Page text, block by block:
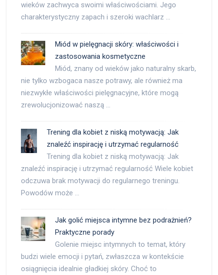
wieków zachwyca swoimi właściwościami. Jego
charakterystyczny zapach i szeroki wachlarz …
Miód w pielęgnacji skóry: właściwości i
zastosowania kosmetyczne
Miód, znany od wieków jako naturalny skarb,
nie tylko wzbogaca nasze potrawy, ale również ma
niezwykłe właściwości pielęgnacyjne, które mogą
zrewolucjonizować naszą …
Trening dla kobiet z niską motywacją: Jak
znaleźć inspirację i utrzymać regularność
Trening dla kobiet z niską motywacją: Jak
znaleźć inspirację i utrzymać regularność Wiele kobiet
odczuwa brak motywacji do regularnego treningu.
Powodów może …
Jak golić miejsca intymne bez podrażnień?
Praktyczne porady
Golenie miejsc intymnych to temat, który
budzi wiele emocji i pytań, zwłaszcza w kontekście
osiągnięcia idealnie gładkiej skóry. Choć to